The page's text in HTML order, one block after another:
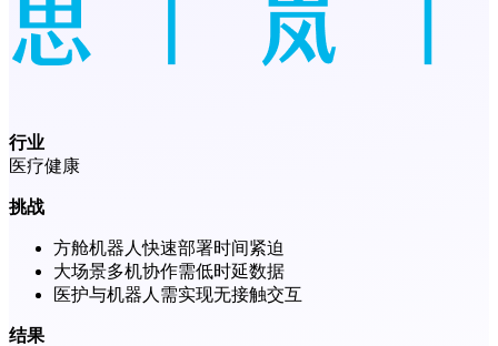
行业
医疗健康
挑战
方舱机器人快速部署时间紧迫
大场景多机协作需低时延数据
医护与机器人需实现无接触交互
结果